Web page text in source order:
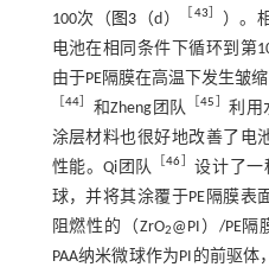
100次（ 图3 （d） ［43］
）。
电池在相同条件下循环到第
由于PE隔膜在高温下发生皱
［44］ 和Zheng团队 ［45］利用
涂层材料也很好地改善了电
性能。Qi团队
［46］设计了一
球，并将其涂覆于PE隔膜表
阻燃性的（ZrO2@PI）/PE隔
PAA纳米微球作为PI的前驱